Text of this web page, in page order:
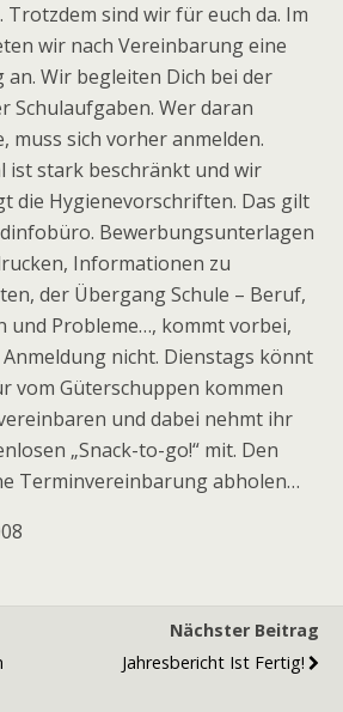
sind wir für euch da. Im
wir nach Vereinbarung eine
Wir begleiten Dich bei der
Schulaufgaben. Wer daran
muss sich vorher anmelden.
ist stark beschränkt und wir
die Hygienevorschriften. Das gilt
Bewerbungsunterlagen
Informationen zu
der Übergang Schule – Beruf,
und Probleme…, kommt vorbei,
nicht. Dienstags könnt
vom Güterschuppen kommen
und dabei nehmt ihr
„Snack-to-go!“ mit. Den
Terminvereinbarung abholen…
Nächster Beitrag
Jahresbericht Ist Fertig!